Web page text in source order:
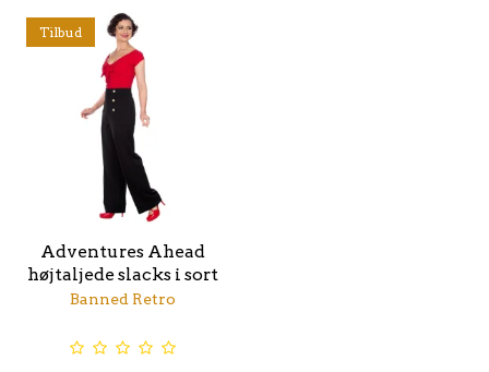
Tilbud
Adventures Ahead
højtaljede slacks i sort
Banned Retro